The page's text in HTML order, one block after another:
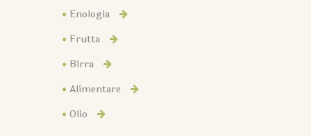
Enologia
Frutta
Birra
Alimentare
Olio